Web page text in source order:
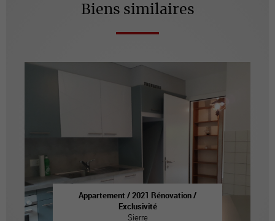
Biens similaires
Appartement / 2021 Rénovation /
Exclusivité
Sierre